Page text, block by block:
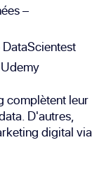
–
complètent leur
D'autres,
digital via